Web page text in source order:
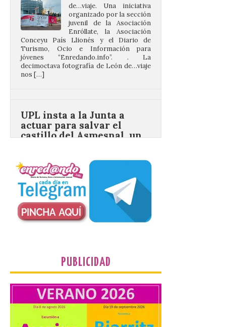
Turismo, Ocio e Información para
jóvenes “Enredando.info”. . La
decimoctava fotografía de León de…viaje
nos […]
UPL insta a la Junta a
7 Ago 2026
Cultural abandonado
desde 1949. Los
procuradores leonesistas
plantean que la Junta
contacte cuanto antes con los
propietarios para exigirles medidas
inmediatas que frenen el deterioro y el
riesgo de colapso. Los procuradores de
La Universidad de León
programación del evento
del eclipse solar que
organiza con la ESA y el
Ayuntamiento
PUBLICIDAD